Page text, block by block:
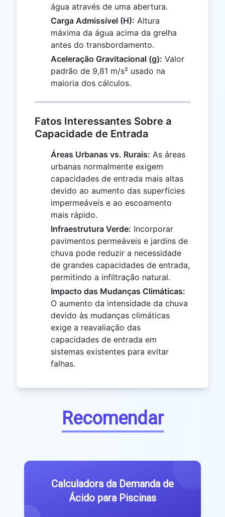
água através de uma abertura.
Carga Admissível (H): Altura
máxima da água acima da grelha
antes do transbordamento.
Aceleração Gravitacional (g): Valor
padrão de 9,81 m/s² usado na
maioria dos cálculos.
Fatos Interessantes Sobre a
Capacidade de Entrada
Áreas Urbanas vs. Rurais: As áreas
urbanas normalmente exigem
capacidades de entrada mais altas
devido ao aumento das superfícies
impermeáveis e ao escoamento
mais rápido.
Infraestrutura Verde: Incorporar
pavimentos permeáveis e jardins de
chuva pode reduzir a necessidade
de grandes capacidades de entrada,
permitindo a infiltração natural.
Impacto das Mudanças Climáticas:
O aumento da intensidade da chuva
devido às mudanças climáticas
exige a reavaliação das
capacidades de entrada em
sistemas existentes para evitar
falhas.
Recomendar
Calculadora da Demanda de
Ácido para Piscinas